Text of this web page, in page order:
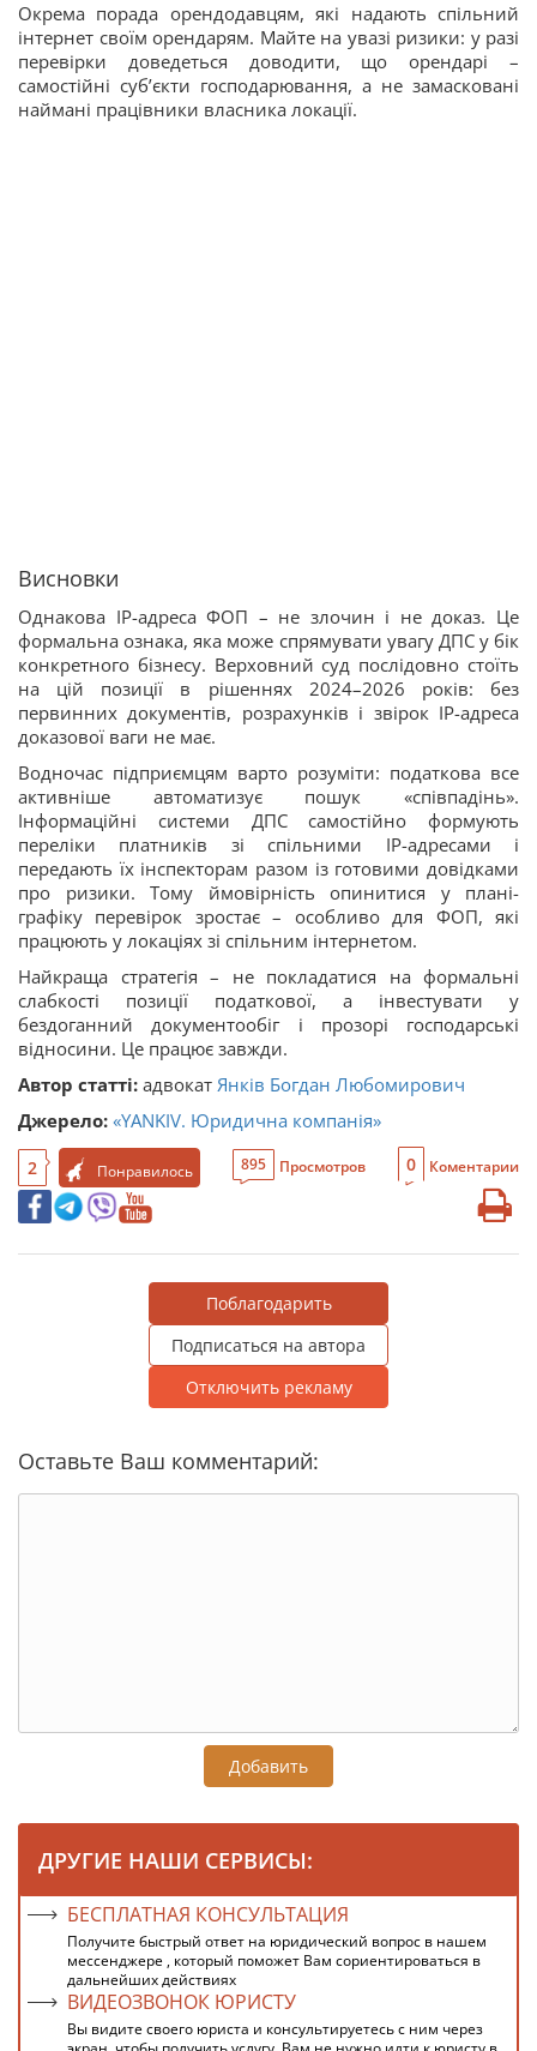
Окрема порада орендодавцям, які надають спільний
інтернет своїм орендарям. Майте на увазі ризики: у разі
перевірки доведеться доводити, що орендарі –
самостійні суб’єкти господарювання, а не замасковані
наймані працівники власника локації.
Висновки
Однакова IP-адреса ФОП – не злочин і не доказ. Це
формальна ознака, яка може спрямувати увагу ДПС у бік
конкретного бізнесу. Верховний суд послідовно стоїть
на цій позиції в рішеннях 2024–2026 років: без
первинних документів, розрахунків і звірок IP-адреса
доказової ваги не має.
Водночас підприємцям варто розуміти: податкова все
активніше автоматизує пошук «співпадінь».
Інформаційні системи ДПС самостійно формують
переліки платників зі спільними IP-адресами і
передають їх інспекторам разом із готовими довідками
про ризики. Тому ймовірність опинитися у плані-
графіку перевірок зростає – особливо для ФОП, які
працюють у локаціях зі спільним інтернетом.
Найкраща стратегія – не покладатися на формальні
слабкості позиції податкової, а інвестувати у
бездоганний документообіг і прозорі господарські
відносини. Це працює завжди.
Автор статті: адвокат Янків Богдан Любомирович
Джерело: «YANKIV. Юридична компанія»
2 Понравилось 895 Просмотров 0 Коментарии
Поблагодарить
Подписаться на автора
Отключить рекламу
Оставьте Ваш комментарий:
Добавить
ДРУГИЕ НАШИ СЕРВИСЫ:
БЕСПЛАТНАЯ КОНСУЛЬТАЦИЯ
Получите быстрый ответ на юридический вопрос в нашем
мессенджере , который поможет Вам сориентироваться в
дальнейших действиях
ВИДЕОЗВОНОК ЮРИСТУ
Вы видите своего юриста и консультируетесь с ним через